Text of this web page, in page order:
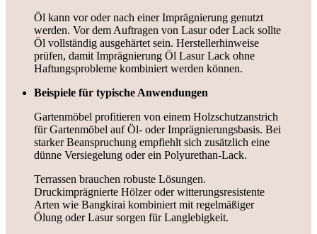
Öl kann vor oder nach einer Imprägnierung genutzt
werden. Vor dem Auftragen von Lasur oder Lack sollte
Öl vollständig ausgehärtet sein. Herstellerhinweise
prüfen, damit Imprägnierung Öl Lasur Lack ohne
Haftungsprobleme kombiniert werden können.
Beispiele für typische Anwendungen
Gartenmöbel profitieren von einem Holzschutzanstrich
für Gartenmöbel auf Öl- oder Imprägnierungsbasis. Bei
starker Beanspruchung empfiehlt sich zusätzlich eine
dünne Versiegelung oder ein Polyurethan-Lack.
Terrassen brauchen robuste Lösungen.
Druckimprägnierte Hölzer oder witterungsresistente
Arten wie Bangkirai kombiniert mit regelmäßiger
Ölung oder Lasur sorgen für Langlebigkeit.